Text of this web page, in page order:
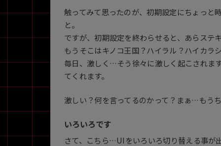
触ってみて思ったのが、初期設定にちょっ
と。
ですが、初期設定を終わらせると、あらステ
もうそこはキノコ王国？ハイラル？ハイカラ
毎日、激しく…そう徐々に激しく起こされま
てくれます。
激しい？何を言ってるのかって？まぁ…もう
いろいろです
さて、こちら…UIをいろいろ切り替える事が